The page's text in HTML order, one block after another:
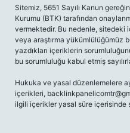
Sitemiz, 5651 Sayılı Kanun
Kurumu (BTK) tarafından
vermektedir. Bu nedenle,
veya araştırma yükümlülüğümüz
yazdıkları içeriklerin
bu sorumluluğu kabul etmiş
Hukuka ve yasal düzenlemelere
içerikleri,
ilgili içerikler yasal süre içerisinde